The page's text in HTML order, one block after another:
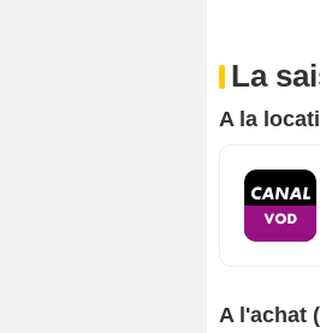
La
A la
A l'achat